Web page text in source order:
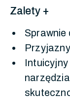
Zalety +
Sprawnie